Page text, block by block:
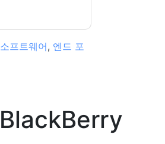
소프트웨어, 엔드 포
BlackBerry